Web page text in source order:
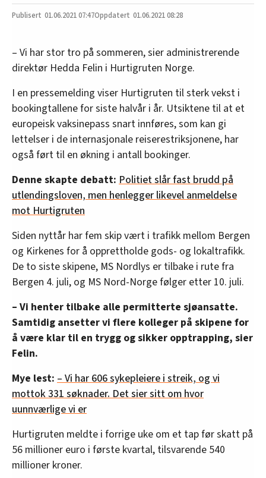
01.06.202107:47 01.06.2021 08:28
– Vi har stor tro på sommeren, sier administrerende
direktør Hedda Felin i Hurtigruten Norge.
I en pressemelding viser Hurtigruten til sterk vekst i
bookingtallene for siste halvår i år. Utsiktene til at et
europeisk vaksinepass snart innføres, som kan gi
lettelser i de internasjonale reiserestriksjonene, har
også ført til en økning i antall bookinger.
Denne skapte debatt: Politiet slår fast brudd på
utlendingsloven, men henlegger likevel anmeldelse
mot Hurtigruten
Siden nyttår har fem skip vært i trafikk mellom Bergen
og Kirkenes for å opprettholde gods- og lokaltrafikk.
De to siste skipene, MS Nordlys er tilbake i rute fra
Bergen 4. juli, og MS Nord-Norge følger etter 10. juli.
– Vi henter tilbake alle permitterte sjøansatte.
Samtidig ansetter vi flere kolleger på skipene for
å være klar til en trygg og sikker opptrapping, sier
Felin.
Mye lest: – Vi har 606 sykepleiere i streik, og vi
mottok 331 søknader. Det sier sitt om hvor
uunnværlige vi er
Hurtigruten meldte i forrige uke om et tap før skatt på
56 millioner euro i første kvartal, tilsvarende 540
millioner kroner.